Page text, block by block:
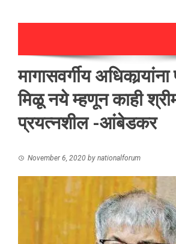
मागासवर्गीय
मिळू नये म्हणून काही
प्रयत्नशील -आंबेडकर
November 6, 2020 by nationalforum